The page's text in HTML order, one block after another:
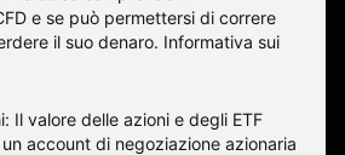
e se può permettersi di correre
il suo denaro. Informativa sui
Il valore delle azioni e degli ETF
account di negoziazione azionaria